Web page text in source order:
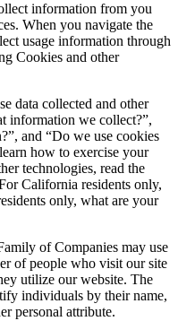
information from you
When you navigate the
usage information through
Cookies and other
data collected and other
information we collect?”,
and “Do we use cookies
how to exercise your
technologies, read the
California residents only,
only, what are your
of Companies may use
of people who visit our site
utilize our website. The
individuals by their name,
personal attribute.